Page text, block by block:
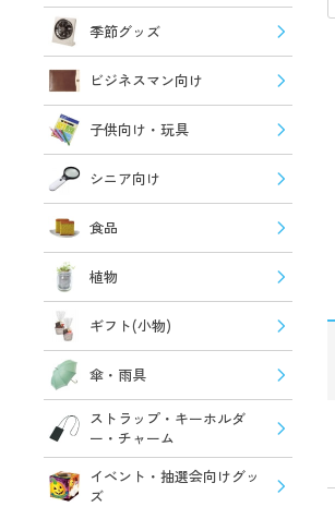
季節グッズ
ビジネスマン向け
子供向け・玩具
シニア向け
食品
植物
ギフト(小物)
傘・雨具
ストラップ・キーホルダ
ー・チャーム
イベント・抽選会向けグッ
ズ